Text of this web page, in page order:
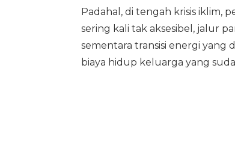
Padahal, di tengah krisis iklim,
sering kali tak aksesibel, jalur
sementara transisi energi yang
biaya hidup keluarga yang